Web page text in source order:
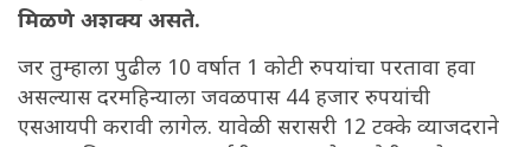
मिळणे अशक्य असते.
जर तुम्हाला पुढील 10 वर्षात 1 कोटी रुपयांचा परतावा हवा
असल्यास दरमहिन्याला जवळपास 44 हजार रुपयांची
एसआयपी करावी लागेल. यावेळी सरासरी 12 टक्के व्याजदराने